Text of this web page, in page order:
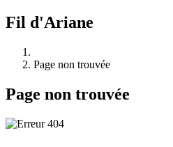
Fil d'Ariane
Page non trouvée
Page non trouvée